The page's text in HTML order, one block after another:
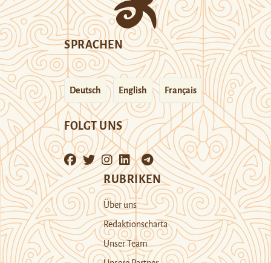
SPRACHEN
Deutsch English Français
FOLGT UNS
RUBRIKEN
Über uns
Redaktionscharta
Unser Team